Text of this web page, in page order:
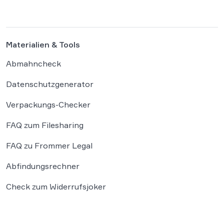
Materialien & Tools
Abmahncheck
Datenschutzgenerator
Verpackungs-Checker
FAQ zum Filesharing
FAQ zu Frommer Legal
Abfindungsrechner
Check zum Widerrufsjoker